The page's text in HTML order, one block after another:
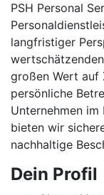
PSH Personal
langfristiger
großen Wert auf
persönliche
Unternehmen
bieten wir
nachhaltige
Dein Profil